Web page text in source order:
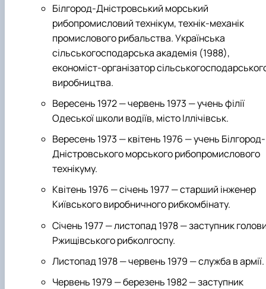
Білгород-Дністровський морський
рибопромисловий технікум, технік-механік
промислового рибальства. Українська
сільськогосподарська академія (1988),
економіст-організатор
виробництва.
Вересень 1972 — червень 1973 — учень філії
Одеської школи водіїв, місто Іллічівськ.
Вересень 1973 — квітень 1976 — учень Білгород-
Дністровського морського рибопромислового
технікуму.
Квітень 1976 — січень 1977 — старший інженер
Київського виробничного рибкомбінату.
Січень 1977 — листопад 1978 — заступник
Ржищівського рибколгоспу.
Листопад 1978 — червень 1979 — служба в армії.
Червень 1979 — березень 1982 — заступник